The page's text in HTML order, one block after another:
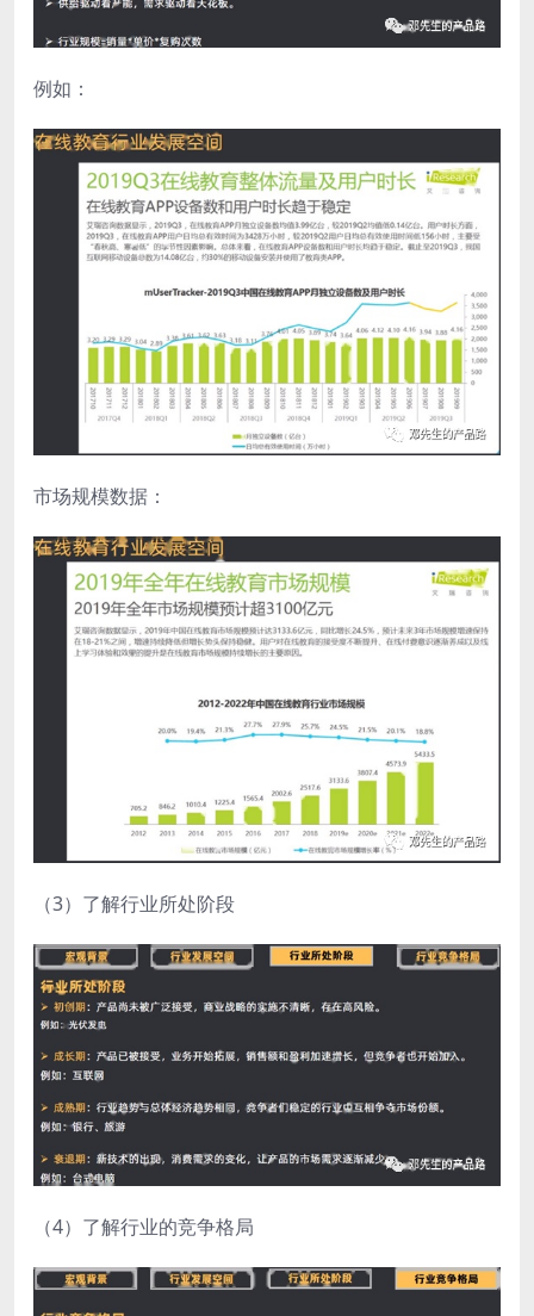
例如：
市场规模数据：
（3）了解行业所处阶段
（4）了解行业的竞争格局